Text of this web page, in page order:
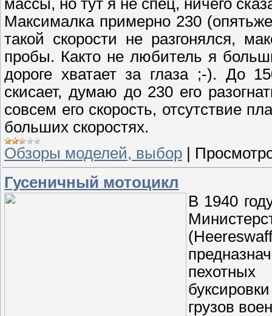
массы, но тут я не спец, ничего
Максималка примерно 230
такой скорости не разгонялся,
пробы. Както не любитель я
дороге хватает за глаза ;-). До
скисает, думаю до 230 его
совсем его скорость, отсутствие
больших скоростях.
Обзоры моделей, выбор
Гусеничный мотоцикл
В 1940
грузов